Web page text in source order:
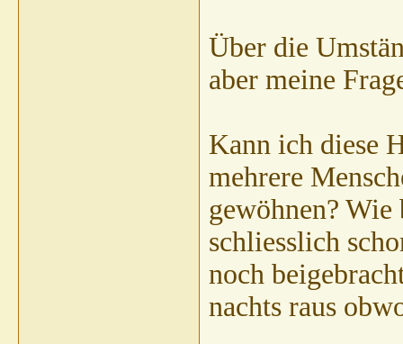
Über die
aber meine
Kann ich diese
mehrere
gewöhnen?
schliesslich
noch
nachts raus